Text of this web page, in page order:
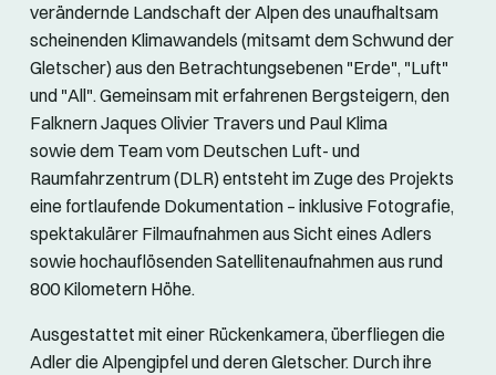
verändernde Landschaft der Alpen des unaufhaltsam
scheinenden Klimawandels (mitsamt dem Schwund der
Gletscher) aus den Betrachtungsebenen "Erde", "Luft"
und "All". Gemeinsam mit erfahrenen Bergsteigern, den
Falknern Jaques Olivier Travers und Paul Klima
sowie dem Team vom Deutschen Luft- und
Raumfahrzentrum (DLR) entsteht im Zuge des Projekts
eine fortlaufende Dokumentation – inklusive Fotografie,
spektakulärer Filmaufnahmen aus Sicht eines Adlers
sowie hochauflösenden Satellitenaufnahmen aus rund
800 Kilometern Höhe.
Ausgestattet mit einer Rückenkamera, überfliegen die
Adler die Alpengipfel und deren Gletscher. Durch ihre